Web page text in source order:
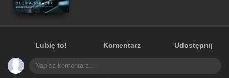
Lubię to! Komentarz Udostępnij